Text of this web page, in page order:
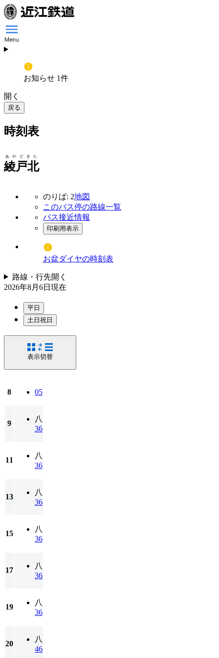
お知らせ 1件
開く
戻る
時刻表
綾戸北
あやどきた
のりば: 2地図
このバス停の路線一覧
バス接近情報
印刷用表示
お盆ダイヤの時刻表
路線・行先開く
2026年8月6日 現在
平日
土日祝日
表示切替
8 05
9
八
36
11
八
36
13
八
36
15
八
36
17
八
36
19
八
36
20
八
46